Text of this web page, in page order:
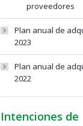
proveedores
Plan anual de
2023
Plan anual de
2022
Intenciones de